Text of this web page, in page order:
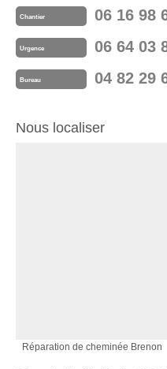
Chantier 06 16 98
Urgence 06 64 03
Bureau 04 82 29
Nous localiser
Réparation de cheminée Brenon